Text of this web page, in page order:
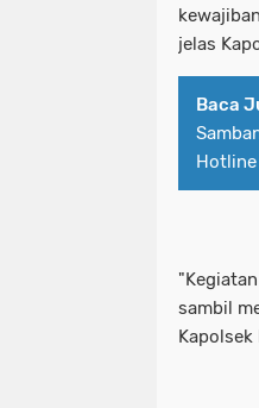
jelas
Baca
Hotline
sambil
Kapolsek